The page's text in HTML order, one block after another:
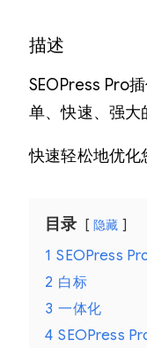
s
P
r
W
描述
SEOPress Pro
单、快速、强大
快速轻松地优化
目录 隐藏
1 SEOPress
2 白标
3 一体化
4 SEOPress